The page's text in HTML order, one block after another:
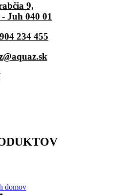
9,
- Juh 040 01
234 455
domov